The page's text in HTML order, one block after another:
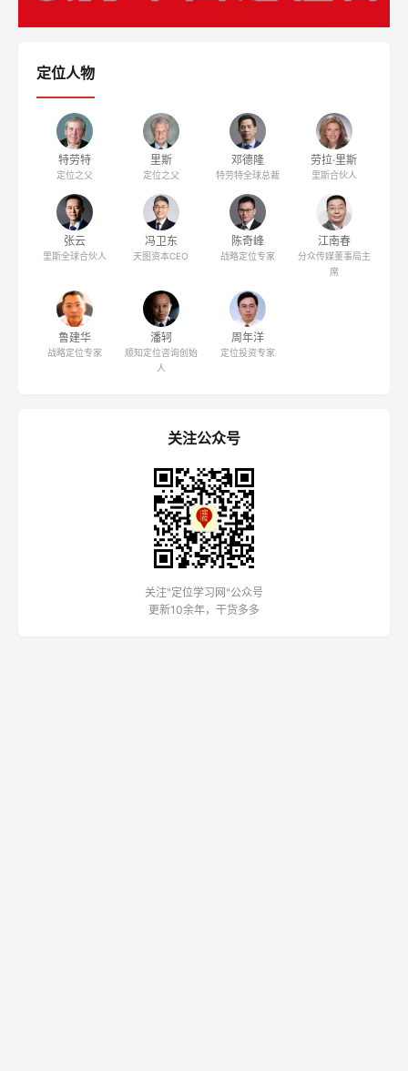
定位人物
特劳特
定位之父
里斯
定位之父
邓德隆
特劳特全球总裁
劳拉·里斯
里斯合伙人
张云
里斯全球合伙人
冯卫东
天图资本CEO
陈奇峰
战略定位专家
江南春
分众传媒董事局主
席
鲁建华
战略定位专家
潘轲
顺知定位咨询创始
人
周年洋
定位投资专家
关注公众号
关注"定位学习网"公众号
更新10余年，干货多多